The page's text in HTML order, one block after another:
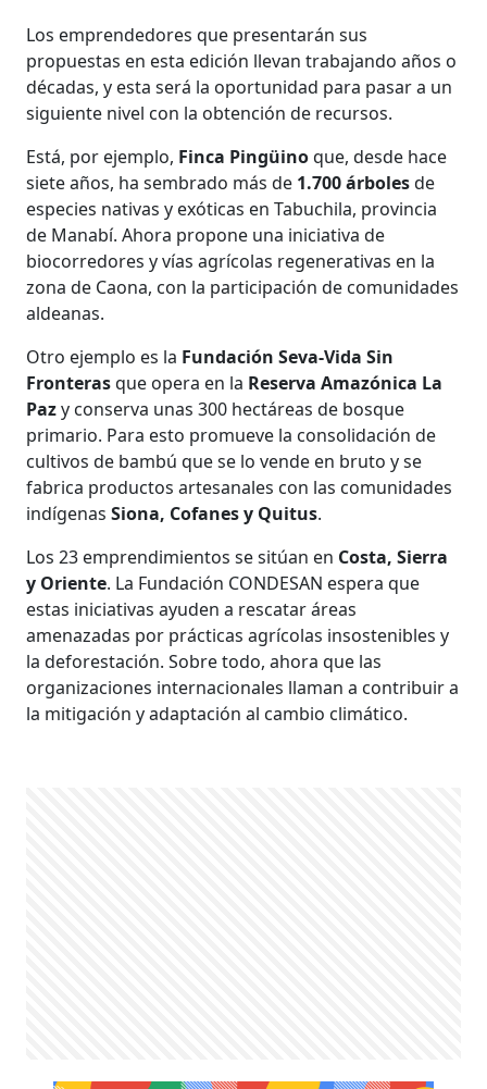
Los emprendedores que presentarán sus
propuestas en esta edición llevan trabajando años o
décadas, y esta será la oportunidad para pasar a un
siguiente nivel con la obtención de recursos.
Está, por ejemplo, Finca Pingüinoque, desde hace
siete años, ha sembrado más de 1.700 árbolesde
especies nativas y exóticas en Tabuchila, provincia
de Manabí. Ahora propone una iniciativa de
biocorredores y vías agrícolas regenerativas en la
zona de Caona, con la participación de comunidades
aldeanas.
Otro ejemplo es la Fundación Seva-Vida Sin
Fronterasque opera en la Reserva Amazónica La
Pazy conserva unas 300 hectáreas de bosque
primario. Para esto promueve la consolidación de
cultivos de bambú que se lo vende en bruto y se
fabrica productos artesanales con las comunidades
indígenasSiona, Cofanes y Quitus.
Los 23 emprendimientos se sitúan en Costa, Sierra
y Oriente. La Fundación CONDESAN espera que
estas iniciativas ayuden a rescatar áreas
amenazadas por prácticas agrícolas insostenibles y
la deforestación. Sobre todo, ahora que las
organizaciones internacionales llaman a contribuir a
la mitigación y adaptación al cambio climático.